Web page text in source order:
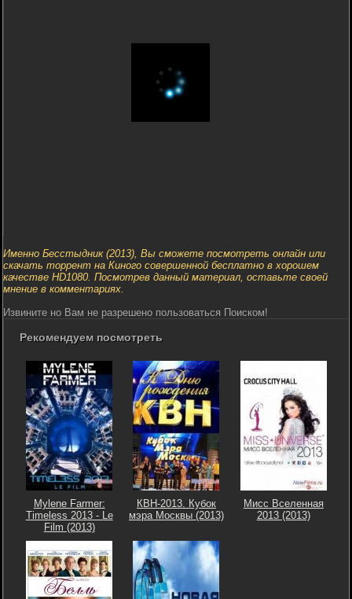
Именно Бесстыдник (2013), Вы сможете посмотреть онлайн или
скачать торрент на Киного совершенной бесплатно в хорошем
качестве HD1080. Посмотрев данный материал, оставьте своей
мнение в комментариях.
Извините но Вам не разрешено пользоваться Поиском!
Рекомендуем посмотреть
Mylene Farmer:
Timeless 2013 - Le
Film (2013)
КВН-2013. Кубок
мэра Москвы (2013)
Мисс Вселенная
2013 (2013)